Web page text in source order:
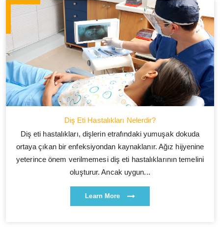
Diş Eti Hastalıkları Nelerdir?
Diş eti hastalıkları, dişlerin etrafındaki yumuşak dokuda
ortaya çıkan bir enfeksiyondan kaynaklanır. Ağız hijyenine
yeterince önem verilmemesi diş eti hastalıklarının temelini
oluşturur. Ancak uygun...
Learn More